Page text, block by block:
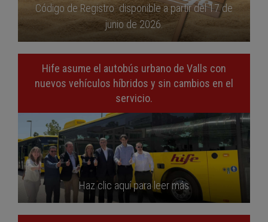
Código de Registro disponible a partir del 17 de
junio de 2026.
Hife asume el autobús urbano de Valls con
nuevos vehículos híbridos y sin cambios en el
servicio.
Haz clic aquí para leer más